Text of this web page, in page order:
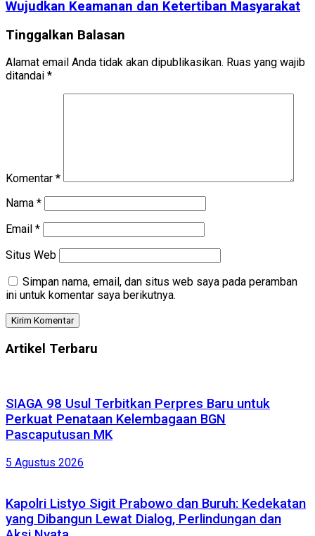
Wujudkan Keamanan dan Ketertiban Masyarakat
Tinggalkan Balasan
Alamat email Anda tidak akan dipublikasikan. Ruas yang wajib
ditandai *
Komentar *
Nama *
Email *
Situs Web
Simpan nama, email, dan situs web saya pada peramban
ini untuk komentar saya berikutnya.
Artikel Terbaru
SIAGA 98 Usul Terbitkan Perpres Baru untuk
Perkuat Penataan Kelembagaan BGN
Pascaputusan MK
5 Agustus 2026
Kapolri Listyo Sigit Prabowo dan Buruh: Kedekatan
yang Dibangun Lewat Dialog, Perlindungan dan